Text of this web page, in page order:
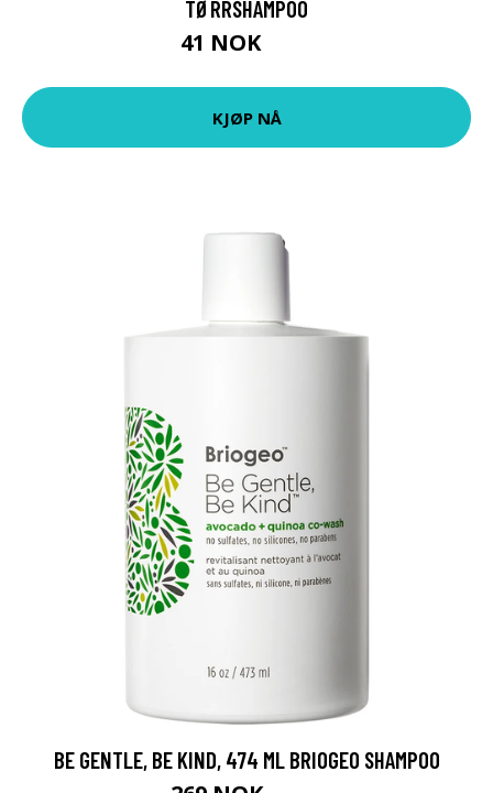
TØRRSHAMPOO
41 NOK
KJØP NÅ
BE GENTLE, BE KIND, 474 ML BRIOGEO SHAMPOO